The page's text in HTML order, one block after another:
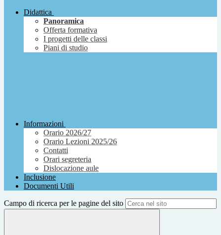
Didattica
Panoramica
Offerta formativa
I progetti delle classi
Piani di studio
Informazioni
Orario 2026/27
Orario Lezioni 2025/26
Contatti
Orari segreteria
Dislocazione aule
Inclusione
Documenti Utili
Campo di ricerca per le pagine del sito